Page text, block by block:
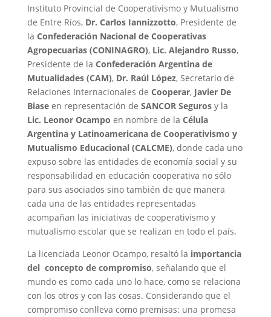
Instituto Provincial de Cooperativismo y Mutualismo
de Entre Ríos, Dr. Carlos Iannizzotto, Presidente de
la Confederación Nacional de Cooperativas
Agropecuarias (CONINAGRO), Lic. Alejandro Russo,
Presidente de la Confederación Argentina de
Mutualidades (CAM),Dr. Raúl López, Secretario de
Relaciones Internacionales de Cooperar, Javier De
Biaseen representación de SANCOR Segurosy la
Lic. Leonor Ocampo en nombre de la Célula
Argentina y Latinoamericana de Cooperativismo y
Mutualismo Educacional (CALCME), donde cada uno
expuso sobre las entidades de economía social y su
responsabilidad en educación cooperativa no sólo
para sus asociados sino también de que manera
cada una de las entidades representadas
acompañan las iniciativas de cooperativismo y
mutualismo escolar que se realizan en todo el país.
La licenciada Leonor Ocampo, resaltó la importancia
del concepto de compromiso, señalando que el
mundo es como cada uno lo hace, como se relaciona
con los otros y con las cosas. Considerando que el
compromiso conlleva como premisas: una promesa